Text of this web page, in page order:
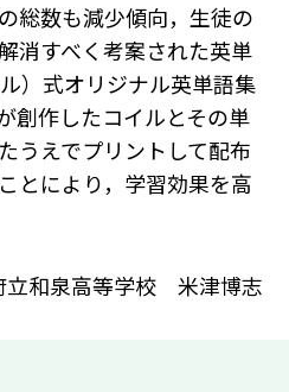
総数も減少傾向，生徒の
消すべく考案された英単
）式オリジナル英単語集
創作したコイルとその単
うえでプリントして配布
とにより，学習効果を高
立和泉高等学校 米津博志